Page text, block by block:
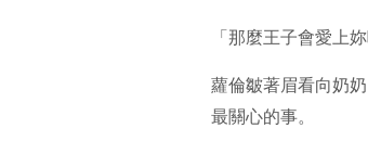
「那麼王子會愛上
蘿倫皺著眉看向奶
最關心的事。